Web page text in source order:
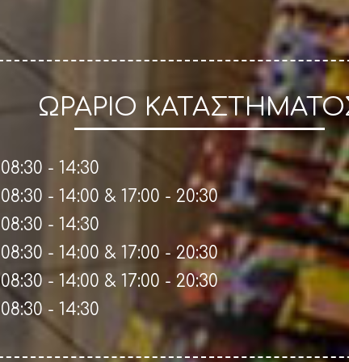
ΩΡΑΡΙΟ
08:30 - 14:30
08:30 - 14:00 & 17:00 - 20:30
08:30 - 14:30
08:30 - 14:00 & 17:00 - 20:30
08:30 - 14:00 & 17:00 - 20:30
08:30 - 14:30